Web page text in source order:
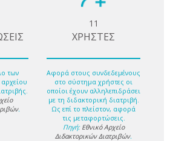
των
.
11
ΧΡΗΣΤΕΣ
Αφορά στους συνδεδεμένους
στο σύστημα χρήστες οι
οποίοι έχουν αλληλεπιδράσει
με τη διδακτορική διατριβή.
Ως επί το πλείστον, αφορά
τις μεταφορτώσεις.
Πηγή: Εθνικό Αρχείο
Διδακτορικών Διατριβών.